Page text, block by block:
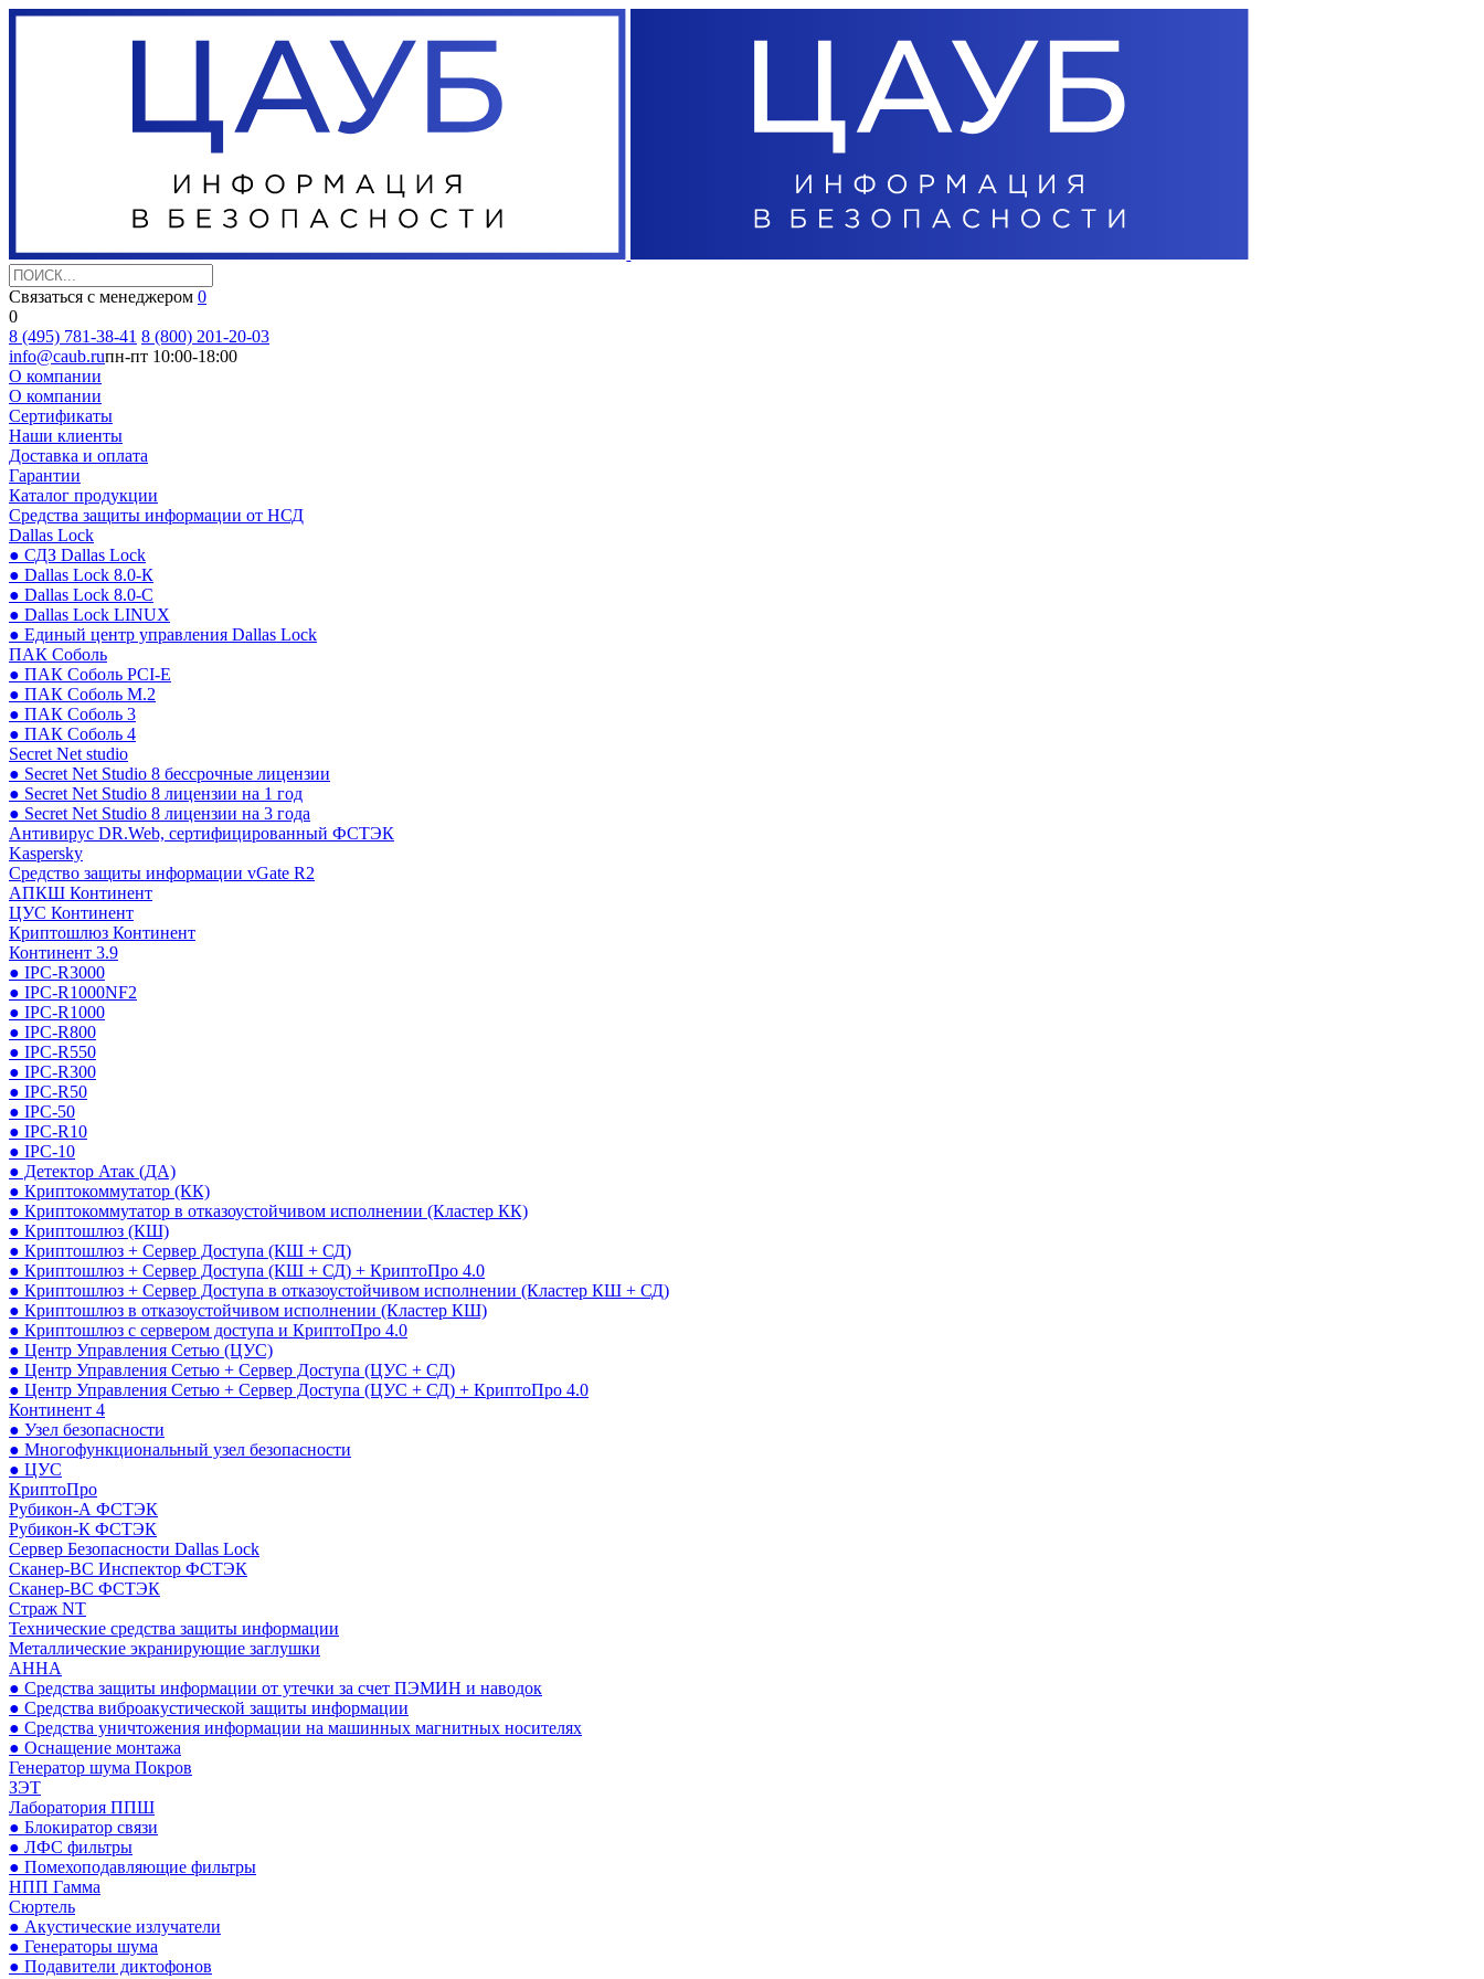
Связаться с менеджером 0
0
8 (495) 781-38-41 8 (800) 201-20-03
info@caub.ruпн-пт 10:00-18:00
О компании
О компании
Сертификаты
Наши клиенты
Доставка и оплата
Гарантии
Каталог продукции
Средства защиты информации от НСД
Dallas Lock
● СДЗ Dallas Lock
● Dallas Lock 8.0-К
● Dallas Lock 8.0-С
● Dallas Lock LINUX
● Единый центр управления Dallas Lock
ПАК Соболь
● ПАК Соболь PCI-E
● ПАК Соболь М.2
● ПАК Соболь 3
● ПАК Соболь 4
Secret Net studio
● Secret Net Studio 8 бессрочные лицензии
● Secret Net Studio 8 лицензии на 1 год
● Secret Net Studio 8 лицензии на 3 года
Антивирус DR.Web, сертифицированный ФСТЭК
Kaspersky
Средство защиты информации vGate R2
АПКШ Континент
ЦУС Континент
Криптошлюз Континент
Континент 3.9
● IPC-R3000
● IPC-R1000NF2
● IPC-R1000
● IPC-R800
● IPC-R550
● IPC-R300
● IPC-R50
● IPC-50
● IPC-R10
● IPC-10
● Детектор Атак (ДА)
● Криптокоммутатор (КК)
● Криптокоммутатор в отказоустойчивом исполнении (Кластер КК)
● Криптошлюз (КШ)
● Криптошлюз + Сервер Доступа (КШ + СД)
● Криптошлюз + Сервер Доступа (КШ + СД) + КриптоПро 4.0
● Криптошлюз + Сервер Доступа в отказоустойчивом исполнении (Кластер КШ + СД)
● Криптошлюз в отказоустойчивом исполнении (Кластер КШ)
● Криптошлюз с сервером доступа и КриптоПро 4.0
● Центр Управления Сетью (ЦУС)
● Центр Управления Сетью + Сервер Доступа (ЦУС + СД)
● Центр Управления Сетью + Сервер Доступа (ЦУС + СД) + КриптоПро 4.0
Континент 4
● Узел безопасности
● Многофункциональный узел безопасности
● ЦУС
КриптоПро
Рубикон-А ФСТЭК
Рубикон-К ФСТЭК
Сервер Безопасности Dallas Lock
Сканер-ВС Инспектор ФСТЭК
Сканер-ВС ФСТЭК
Страж NT
Технические средства защиты информации
Металлические экранирующие заглушки
АННА
● Средства защиты информации от утечки за счет ПЭМИН и наводок
● Средства виброакустической защиты информации
● Средства уничтожения информации на машинных магнитных носителях
● Оснащение монтажа
Генератор шума Покров
ЗЭТ
Лаборатория ППШ
● Блокиратор связи
● ЛФС фильтры
● Помехоподавляющие фильтры
НПП Гамма
Сюртель
● Акустические излучатели
● Генераторы шума
● Подавители диктофонов